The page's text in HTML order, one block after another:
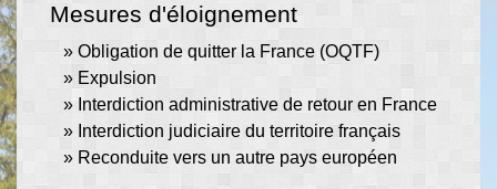
Mesures d'éloignement
Obligation de quitter la France (OQTF)
Expulsion
Interdiction administrative de retour en France
Interdiction judiciaire du territoire français
Reconduite vers un autre pays européen